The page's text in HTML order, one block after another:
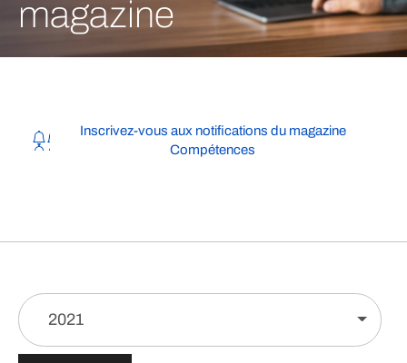
magazine
Inscrivez-vous aux notifications du magazine
Compétences
2021